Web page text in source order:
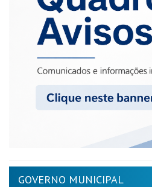
GOVERNO MUNICIPAL